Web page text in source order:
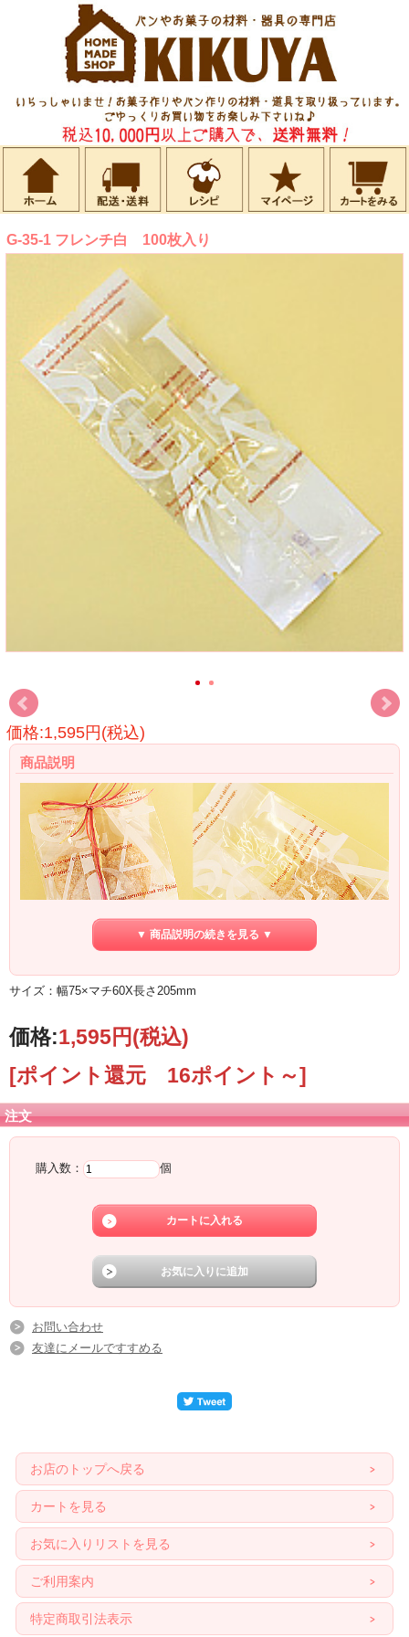
G-35-1 フレンチ白 100枚入り
価格:1,595円(税込)
商品説明
大胆さとかわいらしさで心をひきつける、おしゃれなパッケージになっていま
そのままシーリングしてもおしゃれなパッケージに。
また、リボンなどでアレンジしてもかわいいです。
※こちらはガス・脱酸素剤対応の袋ではございません。
リボンはついておりません。
▼ 商品説明の続きを見る ▼
サイズ：幅75×マチ60X長さ205mm
価格:1,595円(税込)
[ポイント還元 16ポイント～]
注文
購入数： 個
お問い合わせ
友達にメールですすめる
お店のトップへ戻る
カートを見る
お気に入りリストを見る
ご利用案内
特定商取引法表示